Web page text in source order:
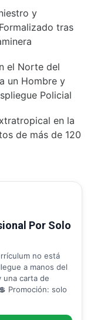
y
tras
el Norte del
un Hombre y
Policial
en la
de más de 120
Por Solo
no está
a manos del
una carta de
Promoción: solo